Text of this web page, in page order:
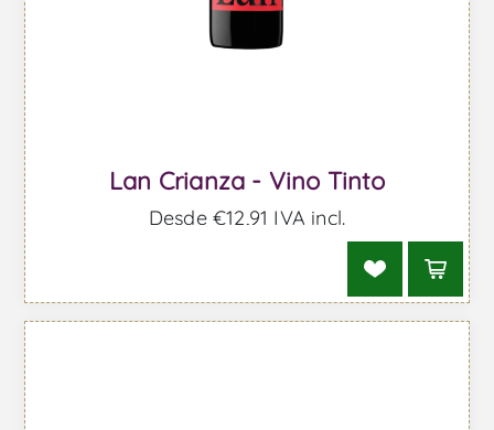
Lan Crianza - Vino Tinto
Desde €12,91 IVA incl.